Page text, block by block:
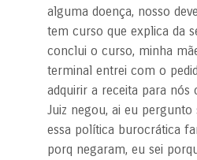
alguma doença, nosso
tem curso que explica da
conclui o curso, minha
terminal entrei com o
adquirir a receita para nós
Juiz negou, ai eu
essa política burocrática
porq negaram, eu sei